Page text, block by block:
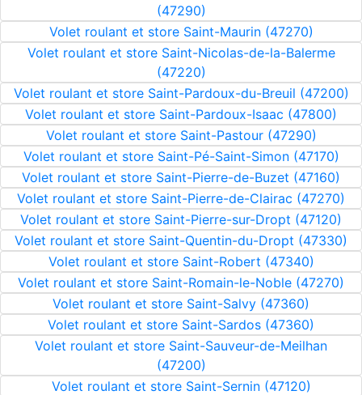
(47290)
Volet roulant et store Saint-Maurin (47270)
Volet roulant et store Saint-Nicolas-de-la-Balerme
(47220)
Volet roulant et store Saint-Pardoux-du-Breuil (47200)
Volet roulant et store Saint-Pardoux-Isaac (47800)
Volet roulant et store Saint-Pastour (47290)
Volet roulant et store Saint-Pé-Saint-Simon (47170)
Volet roulant et store Saint-Pierre-de-Buzet (47160)
Volet roulant et store Saint-Pierre-de-Clairac (47270)
Volet roulant et store Saint-Pierre-sur-Dropt (47120)
Volet roulant et store Saint-Quentin-du-Dropt (47330)
Volet roulant et store Saint-Robert (47340)
Volet roulant et store Saint-Romain-le-Noble (47270)
Volet roulant et store Saint-Salvy (47360)
Volet roulant et store Saint-Sardos (47360)
Volet roulant et store Saint-Sauveur-de-Meilhan
(47200)
Volet roulant et store Saint-Sernin (47120)